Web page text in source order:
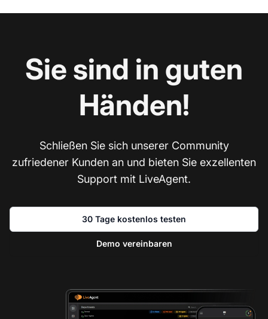
Sie sind in guten
Händen!
Schließen Sie sich unserer Community
zufriedener Kunden an und bieten Sie exzellenten
Support mit LiveAgent.
30 Tage kostenlos testen
Demo vereinbaren